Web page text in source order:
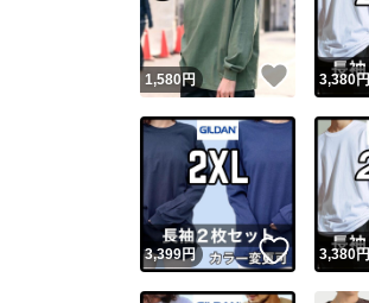
1,580円 いいね！
3,380円
3,399円 いいね！
3,380円